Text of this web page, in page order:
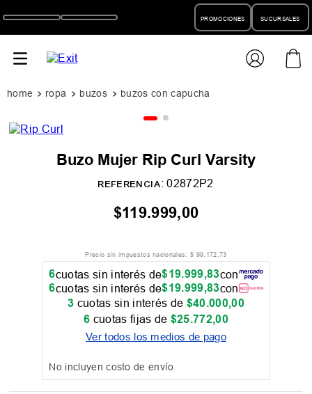
PROMOCIONES SUCURSALES
ropa buzos buzos con capucha
Buzo Mujer Rip Curl Varsity
REFERENCIA:02872P2
$119.999,00
Precio sin impuestos nacionales: $ 99. 172,73
6cuotas sin interés de$19.999,83con
6cuotas sin interés de$19.999,83con
3 cuotas sin interés de $40.000,00
6 cuotas fijas de $25.772,00
Ver todos los medios de pago
No incluyen costo de envío